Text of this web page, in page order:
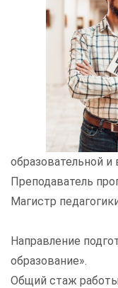
образовательной
Преподаватель
Магистр
Направление
образование».
Общий стаж